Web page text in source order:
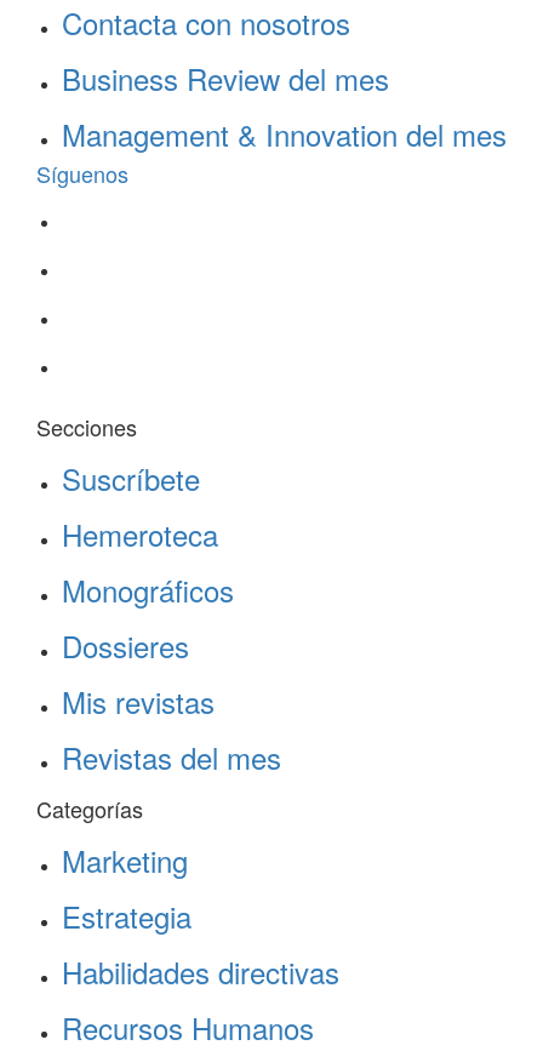
Contacta con nosotros
Business Review del mes
Management & Innovation del mes
Síguenos
Secciones
Suscríbete
Hemeroteca
Monográficos
Dossieres
Mis revistas
Revistas del mes
Categorías
Marketing
Estrategia
Habilidades directivas
Recursos Humanos